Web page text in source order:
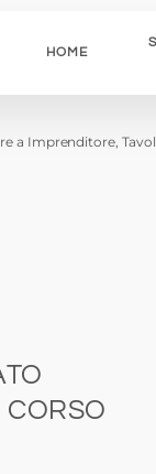
HOME
a Imprenditore,